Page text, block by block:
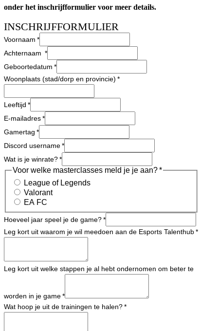
onder het inschrijfformulier voor meer details.
INSCHRIJFFORMULIER
Voornaam
Achternaam
Geboortedatum
Woonplaats (stad/dorp en provincie)
Leeftijd
E-mailadres
Gamertag
Discord username
Wat is je winrate?
Voor welke masterclasses meld je je aan?
League of Legends
Valorant
EA FC
Hoeveel jaar speel je de game?
Leg kort uit waarom je wil meedoen aan de Esports Talenthub
Leg kort uit welke stappen je al hebt ondernomen om beter te
worden in je game
Wat hoop je uit de trainingen te halen?